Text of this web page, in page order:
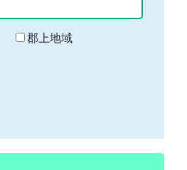
郡上地域